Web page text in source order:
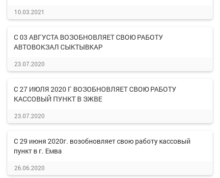
10.03.2021
С 03 АВГУСТА ВОЗОБНОВЛЯЕТ СВОЮ РАБОТУ
АВТОВОКЗАЛ СЫКТЫВКАР
23.07.2020
С 27 ИЮЛЯ 2020 Г ВОЗОБНОВЛЯЕТ СВОЮ РАБОТУ
КАССОВЫЙ ПУНКТ В ЭЖВЕ
23.07.2020
С 29 июня 2020г. возобновляет свою работу кассовый
пункт в г. Емва
26.06.2020